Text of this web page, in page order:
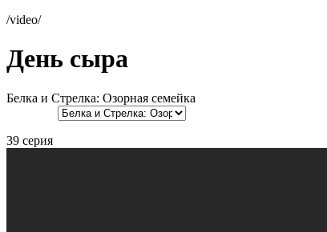
/video/
День сыра
Белка и Стрелка: Озорная семейка
39 серия